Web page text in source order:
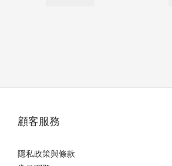
顧客服務
隱私政策與條款